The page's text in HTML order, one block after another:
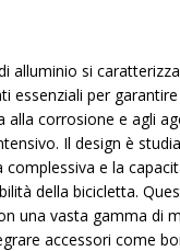
alluminio si
essenziali per
alla corrosione e agli
Il design è
e la
della bicicletta.
una vasta gamma di
accessori come